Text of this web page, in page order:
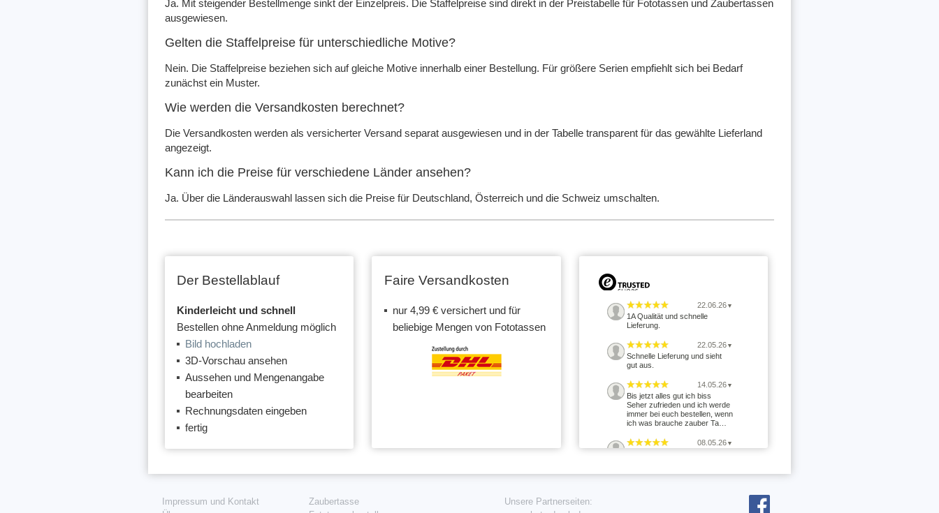
Ja. Mit steigender Bestellmenge sinkt der Einzelpreis. Die Staffelpreise sind direkt in der Preistabelle für Fototassen und Zaubertassen
ausgewiesen.
Gelten die Staffelpreise für unterschiedliche Motive?
Nein. Die Staffelpreise beziehen sich auf gleiche Motive innerhalb einer Bestellung. Für größere Serien empfiehlt sich bei Bedarf
zunächst ein Muster.
Wie werden die Versandkosten berechnet?
Die Versandkosten werden als versicherter Versand separat ausgewiesen und in der Tabelle transparent für das gewählte Lieferland
angezeigt.
Kann ich die Preise für verschiedene Länder ansehen?
Ja. Über die Länderauswahl lassen sich die Preise für Deutschland, Österreich und die Schweiz umschalten.
Der Bestellablauf
Kinderleicht und schnell
Bestellen ohne Anmeldung möglich
Bild hochladen
3D-Vorschau ansehen
Aussehen und Mengenangabe
bearbeiten
Rechnungsdaten eingeben
fertig
Faire Versandkosten
nur 4,99 € versichert und für
beliebige Mengen von Fototassen
22.06.26 ▼
1A Qualität und schnelle
Lieferung.
22.05.26 ▼
Schnelle Lieferung und sieht
gut aus.
14.05.26 ▼
Bis jetzt alles gut ich biss
Seher zufrieden und ich werde
immer bei euch bestellen, wenn
ich was brauche zauber Ta…
08.05.26 ▼
Nachdem zunächst keine Info
Impressum und Kontakt
Zaubertasse
Unsere Partnerseiten: